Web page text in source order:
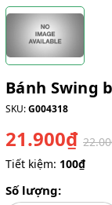
Bánh Swing
SKU:G004318
21.900₫
Tiết kiệm: 100₫
Số lượng: